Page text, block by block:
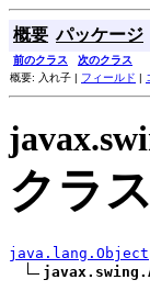
概要 パッケージ
前のクラス 次のクラス
概要: 入れ子 | フィールド |
クラ
java.lang.Object